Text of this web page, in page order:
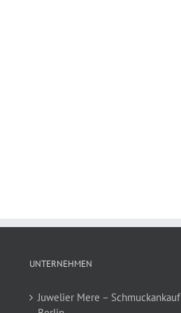
UNTERNEHMEN
Juwelier Mere – Schmuckankauf